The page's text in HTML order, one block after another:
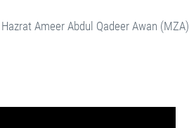
Ameer Abdul Qadeer Awan (MZA)